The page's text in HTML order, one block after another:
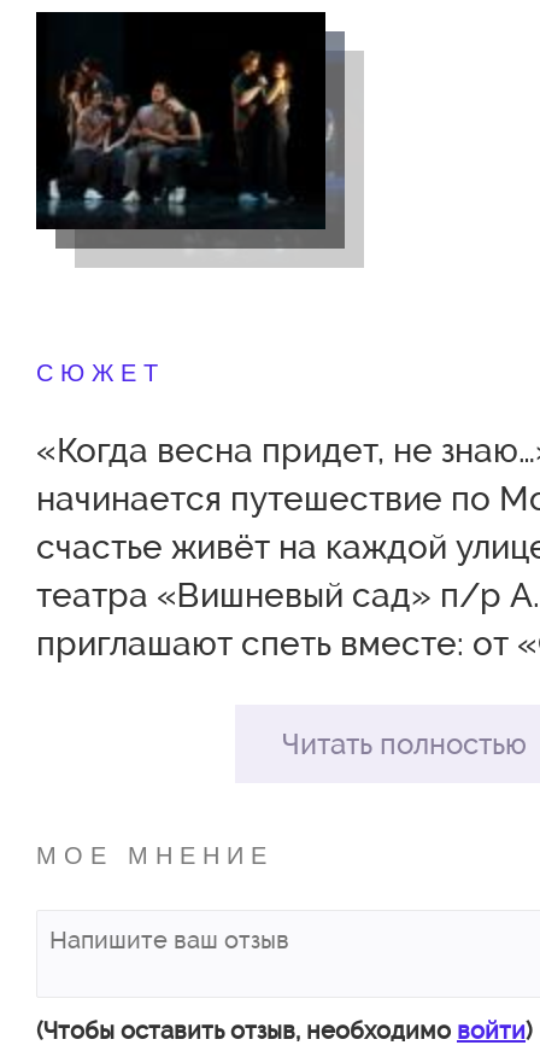
СЮЖЕТ
«Когда весна придет, не
начинается путешествие по
счастье живёт на каждой
театра «Вишневый сад» п/р
приглашают спеть вместе: от
«Падают листья». В первом
«Добрый город» из кино и
«Осенней росой», «Боже,
потом Москва укутывается в
Читать полностью
МОЕ МНЕНИЕ
(Чтобы оставить отзыв, необходимо войти)